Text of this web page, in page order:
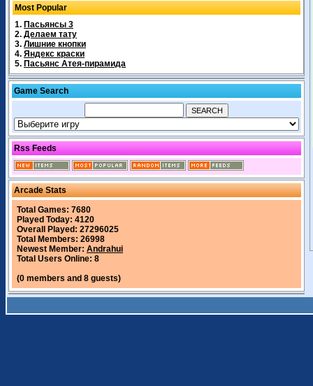
Most Popular
1. Пасьянсы 3
2. Делаем тату
3. Лишние кнопки
4. Яндекс краски
5. Пасьянс Атея-пирамида
Game Search
Rss Feeds
Arcade Stats
Total Games: 7680
Played Today: 4120
Overall Played: 27296025
Total Members: 26998
Newest Member: Andrahui
Total Users Online: 8
(0 members and 8 guests)